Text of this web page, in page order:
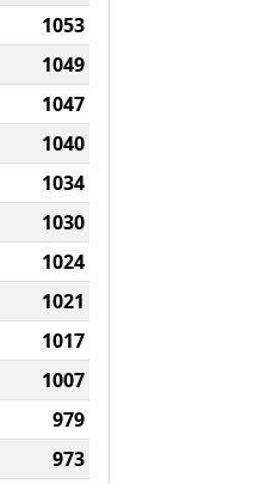
1053
1049
1047
1040
1034
1030
1024
1021
1017
1007
979
973